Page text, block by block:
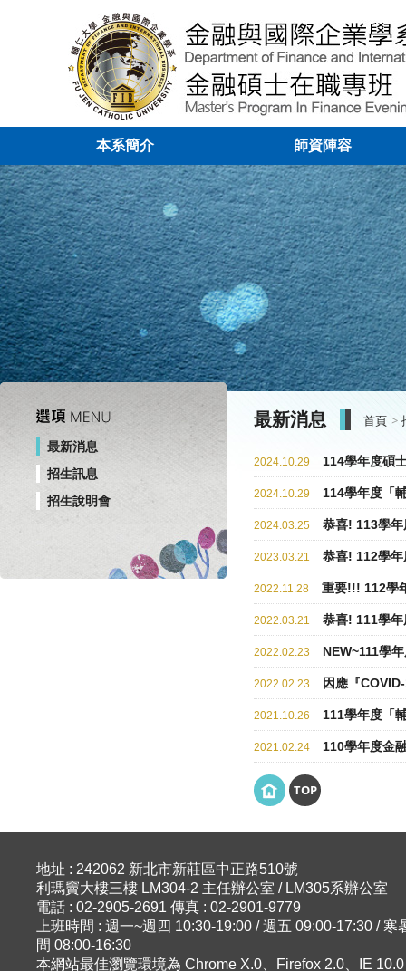
本系簡介 師資陣容
最新消息
招生訊息
招生說明會
最新消息 首頁
2024.10.29 114學年度碩
2024.10.29 114學年度「
2024.03.25 恭喜! 113學
2023.03.21 恭喜! 112學
2022.11.28 重要!!! 112學
2022.03.21 恭喜! 111學
2022.02.23 NEW~111學
2022.02.23 因應『
2021.10.26 111學年度「
2021.02.24 110學年度金
TOP
地址 : 242062 新北市新莊區中正路510號
利瑪竇大樓三樓 LM304-2 主任辦公室 / LM305系辦公室
電話 : 02-2905-2691 傳真 : 02-2901-9779
上班時間 : 週一~週四 10:30-19:00 / 週五 09:00-17:30 / 寒
間 08:00-16:30
本網站最佳瀏覽環境為 Chrome X.0、Firefox 2.0、IE